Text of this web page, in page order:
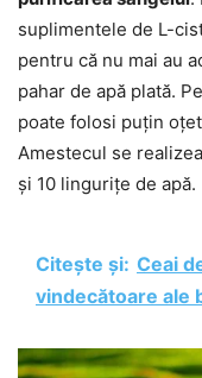
suplimentele de L-
pentru că nu mai au
pahar de apă plată.
poate folosi puțin
Amestecul se
și 10 lingurițe de apă.
Citește și: Ceai
vindecătoare ale